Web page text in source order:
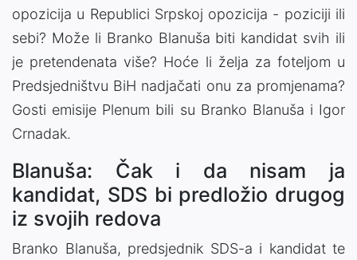
opozicija u Republici Srpskoj opozicija - poziciji ili
sebi? Može li Branko Blanuša biti kandidat svih ili
je pretendenata više? Hoće li želja za foteljom u
Predsjedništvu BiH nadjačati onu za promjenama?
Gosti emisije Plenum bili su Branko Blanuša i Igor
Crnadak.
Blanuša: Čak i da nisam ja
kandidat, SDS bi predložio drugog
iz svojih redova
Branko Blanuša, predsjednik SDS-a i kandidat te